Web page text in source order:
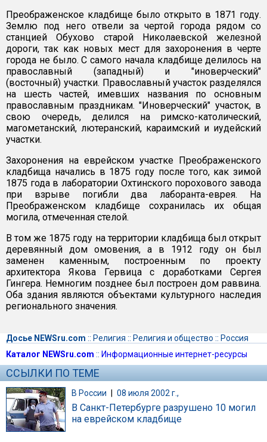
Преображенское кладбище было открыто в 1871 году.
Землю под него отвели за чертой города рядом со
станцией Обухово старой Николаевской железной
дороги, так как новых мест для захоронения в черте
города не было. С самого начала кладбище делилось на
православный (западный) и "иноверческий"
(восточный) участки. Православный участок разделялся
на шесть частей, имевших названия по основным
православным праздникам. "Иноверческий" участок, в
свою очередь, делился на римско-католический,
магометанский, лютеранский, караимский и иудейский
участки.
Захоронения на еврейском участке Преображенского
кладбища начались в 1875 году после того, как зимой
1875 года в лаборатории Охтинского порохового завода
при взрыве погибли два лаборанта-еврея. На
Преображенском кладбище сохранилась их общая
могила, отмеченная стелой.
В том же 1875 году на территории кладбища был открыт
деревянный дом омовения, а в 1912 году он был
заменен каменным, построенным по проекту
архитектора Якова Гервица с доработками Сергея
Гингера. Немногим позднее был построен дом раввина.
Оба здания являются объектами культурного наследия
регионального значения.
Досье NEWSru.com :: Религия :: Религия и общество :: Россия
Каталог NEWSru.com :: Информационные интернет-ресурсы
ССЫЛКИ ПО ТЕМЕ
В России | 08 июля 2002 г.,
В Санкт-Петербурге разрушено 10 могил
на еврейском кладбище